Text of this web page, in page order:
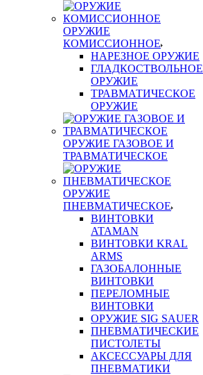
ОРУЖИЕ
КОМИССИОННОЕ
НАРЕЗНОЕ ОРУЖИЕ
ГЛАДКОСТВОЛЬНОЕ
ОРУЖИЕ
ТРАВМАТИЧЕСКОЕ
ОРУЖИЕ
ОРУЖИЕ ГАЗОВОЕ И
ТРАВМАТИЧЕСКОЕ
ОРУЖИЕ
ПНЕВМАТИЧЕСКОЕ
ВИНТОВКИ
ATAMAN
ВИНТОВКИ KRAL
ARMS
ГАЗОБАЛОННЫЕ
ВИНТОВКИ
ПЕРЕЛОМНЫЕ
ВИНТОВКИ
ОРУЖИЕ SIG SAUER
ПНЕВМАТИЧЕСКИЕ
ПИСТОЛЕТЫ
АКСЕССУАРЫ ДЛЯ
ПНЕВМАТИКИ